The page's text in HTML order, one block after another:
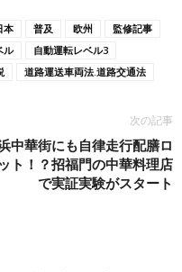
本 普及 欧州
監修記事
ル
自動運転レベル3
道路運送車両法.道路交通法
次の記事
中華街にも自律走行配膳ロ
ト！？招福門の中華料理店
で実証実験がスタート